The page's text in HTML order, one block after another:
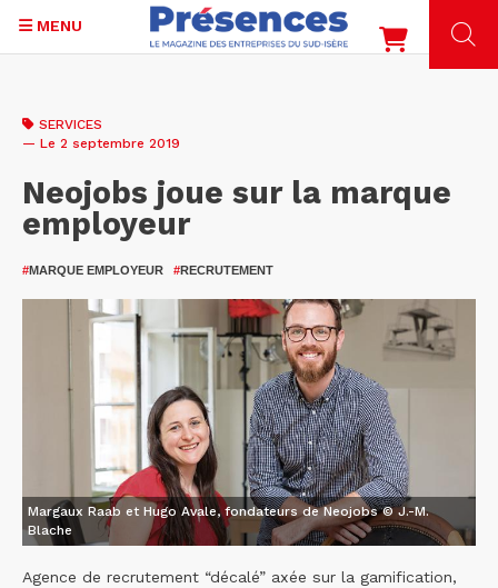
contenu
MENU
SERVICES
— Le 2 septembre 2019
Neojobs joue sur la marque
employeur
#MARQUE EMPLOYEUR #RECRUTEMENT
Margaux Raab et Hugo Avale, fondateurs de Neojobs © J.-M.
Blache
Agence de recrutement “décalé” axée sur la gamification,